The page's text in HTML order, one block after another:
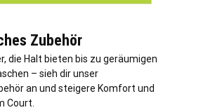
Zubehör
die Halt bieten bis zu geräumigen
– sieh dir unser
an und steigere Komfort und
Court.